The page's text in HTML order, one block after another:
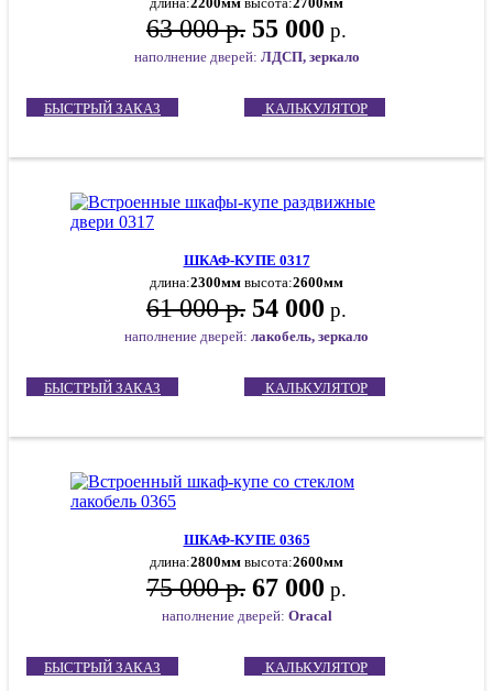
63 000 р. 55 000 р.
наполнение дверей: ЛДСП, зеркало
БЫСТРЫЙ ЗАКАЗ КАЛЬКУЛЯТОР
ШКАФ-КУПЕ 0317
длина:2300мм высота:2600мм
61 000 р. 54 000 р.
наполнение дверей: лакобель, зеркало
БЫСТРЫЙ ЗАКАЗ КАЛЬКУЛЯТОР
ШКАФ-КУПЕ 0365
длина:2800мм высота:2600мм
75 000 р. 67 000 р.
наполнение дверей: Oracal
БЫСТРЫЙ ЗАКАЗ КАЛЬКУЛЯТОР